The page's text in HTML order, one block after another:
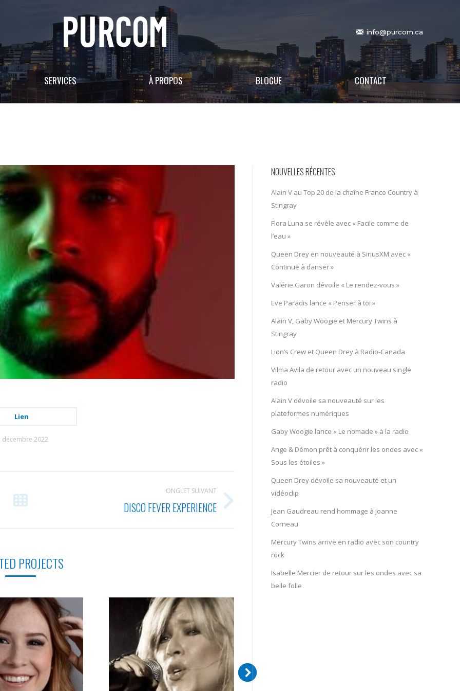
info@purcom.ca
SERVICES À PROPOS BLOGUE CONTACT
Lien
décembre 2022
ONGLET SUIVANT
DISCO FEVER EXPERIENCE
PROJECTS
NOUVELLES RÉCENTES
Alain V au Top 20 de la chaîne Franco Country à
Stingray
Flora Luna se révèle avec « Facile comme de
l’eau »
Queen Drey en nouveauté à SiriusXM avec «
Continue à danser »
Valérie Garon dévoile « Le rendez-vous »
Eve Paradis lance « Penser à toi »
Alain V, Gaby Woogie et Mercury Twïns à
Stingray
Lion’s Crew et Queen Drey à Radio-Canada
Vilma Avila de retour avec un nouveau single
radio
Alain V dévoile sa nouveauté sur les
plateformes numériques
Gaby Woogie lance « Le nomade » à la radio
Ange & Démon prêt à conquérir les ondes avec «
Sous les étoiles »
Queen Drey dévoile sa nouveauté et un
vidéoclip
Jean Gaudreau rend hommage à Joanne
Corneau
Mercury Twïns arrive en radio avec son country
rock
Isabelle Mercier de retour sur les ondes avec sa
belle folie